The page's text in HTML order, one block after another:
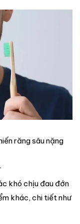
răng sâu nặng
khó chịu đau đớn
khác, chi tiết như